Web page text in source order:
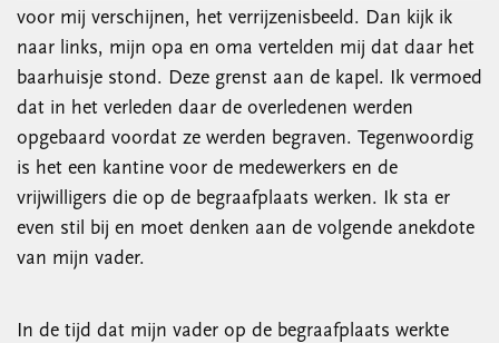
voor mij verschijnen, het verrijzenisbeeld. Dan kijk ik
naar links, mijn opa en oma vertelden mij dat daar het
baarhuisje stond. Deze grenst aan de kapel. Ik vermoed
dat in het verleden daar de overledenen werden
opgebaard voordat ze werden begraven. Tegenwoordig
is het een kantine voor de medewerkers en de
vrijwilligers die op de begraafplaats werken. Ik sta er
even stil bij en moet denken aan de volgende anekdote
van mijn vader.
In de tijd dat mijn vader op de begraafplaats werkte